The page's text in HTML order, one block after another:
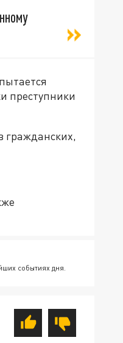
преступники
гражданских,
событиях дня.